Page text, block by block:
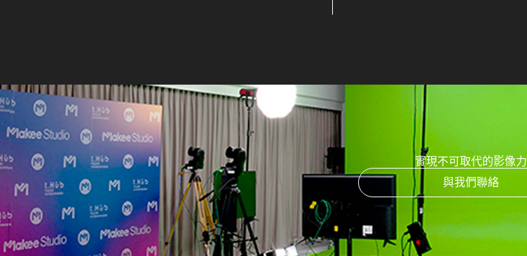
實現不可取代的影像力
與我們聯絡